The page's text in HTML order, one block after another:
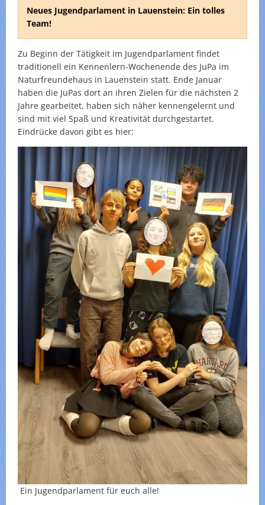
Neues Jugendparlament in Lauenstein: Ein tolles
Team!
Zu Beginn der Tätigkeit im Jugendparlament findet
traditionell ein Kennenlern-Wochenende des JuPa im
Naturfreundehaus in Lauenstein statt. Ende Januar
haben die JuPas dort an ihren Zielen für die nächsten 2
Jahre gearbeitet, haben sich näher kennengelernt und
sind mit viel Spaß und Kreativität durchgestartet.
Eindrücke davon gibt es hier:
Ein Jugendparlament für euch alle!